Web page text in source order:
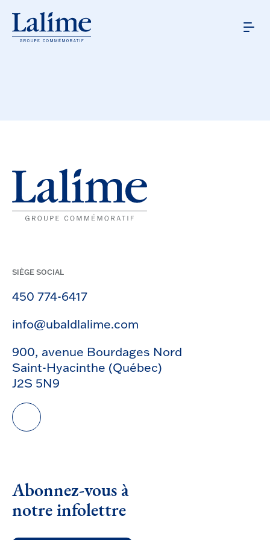
SIÈGE SOCIAL
450 774-6417
info@ubaldlalime.com
900, avenue Bourdages Nord
Saint-Hyacinthe (Québec)
J2S 5N9
Abonnez-vous à
notre infolettre